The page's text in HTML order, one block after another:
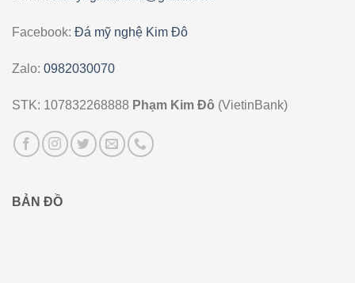
Facebook: Đá mỹ nghệ Kim Đô
Zalo: 0982030070
STK: 107832268888 Phạm Kim Đô (VietinBank)
BẢN ĐỒ